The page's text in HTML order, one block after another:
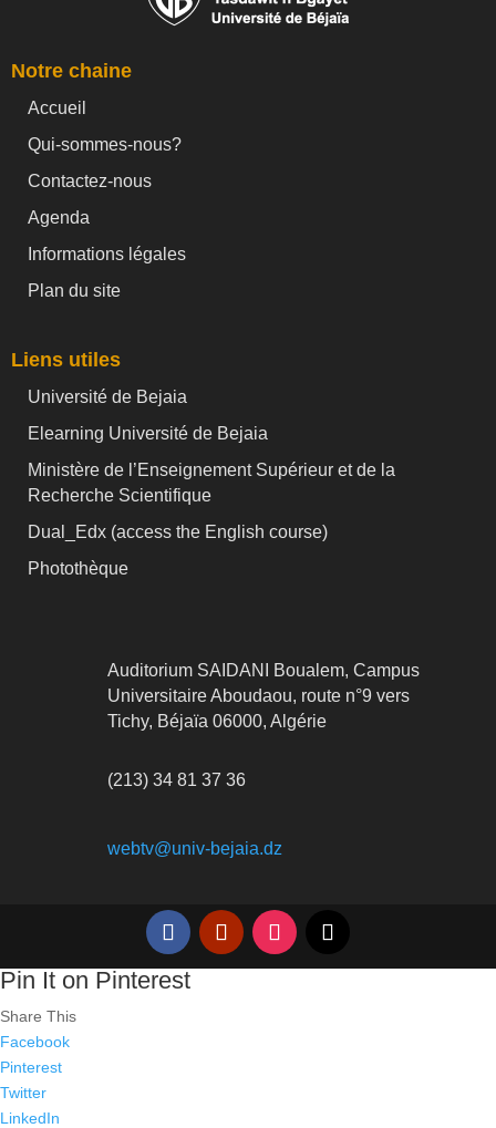
Notre chaine
Accueil
Qui-sommes-nous?
Contactez-nous
Agenda
Informations légales
Plan du site
Liens utiles
Université de Bejaia
Elearning Université de Bejaia
Ministère de l’Enseignement Supérieur et de la
Recherche Scientifique
Dual_Edx (access the English course)
Photothèque
Auditorium SAIDANI Boualem, Campus
Universitaire Aboudaou, route n°9 vers
Tichy, Béjaïa 06000, Algérie
(213) 34 81 37 36
webtv@univ-bejaia.dz
Pin It on Pinterest
Share This
Facebook
Pinterest
Twitter
LinkedIn